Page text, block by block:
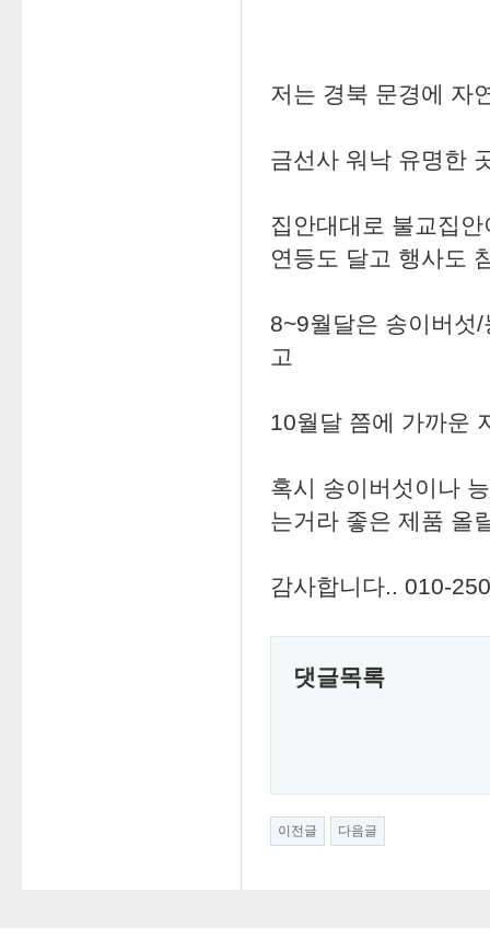
저는 경북 문경에 자
금선사 워낙 유명한
집안대대로 불교집
연등도 달고 행사도
8~9월달은 송이버섯
고
10월달 쯤에 가까운
혹시 송이버섯이나
는거라 좋은 제품 올
감사합니다.. 010-
댓글목록
이전글 다음글